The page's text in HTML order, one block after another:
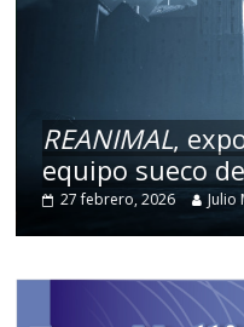
REANIMAL,
equipo sueco
27 febrero, 2026 Julio